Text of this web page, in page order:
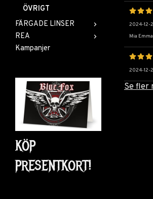
ÖVRIGT
FÄRGADE LINSER
REA
Kampanjer
KÖP
PRESENTKORT!
2024-12-
Mia
2024-12-
Se fler